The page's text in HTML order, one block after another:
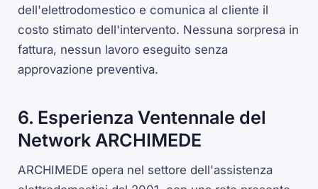
dell'elettrodomestico e comunica al cliente il
costo stimato dell'intervento. Nessuna sorpresa in
fattura, nessun lavoro eseguito senza
approvazione preventiva.
6. Esperienza Ventennale del
Network ARCHIMEDE
ARCHIMEDE opera nel settore dell'assistenza